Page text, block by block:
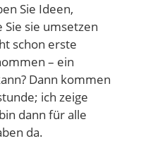
Sie Ideen,
Sie sie umsetzen
schon erste
– ein
Dann kommen
ich zeige
dann für alle
da.